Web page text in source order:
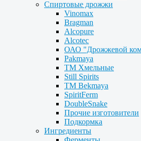
Спиртовые дрожжи
Vinomax
Bragman
Alcopure
Alcotec
ОАО "Дрожжевой
Pakmaya
ТМ Хмельные
Still Spirits
ТМ Bekmaya
SpiritFerm
DoubleSnake
Прочие изготовители
Подкормка
Ингредиенты